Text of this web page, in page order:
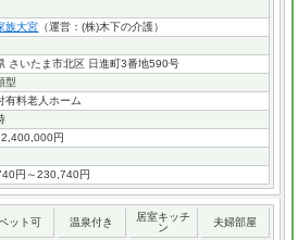
族大宮 （運営：(株)木下の介護）
さいたま市北区 日進町3番地590号
型
有料老人ホーム
円
円～230,740円
ット可 温泉付き
居室キッチ
ン
夫婦部屋